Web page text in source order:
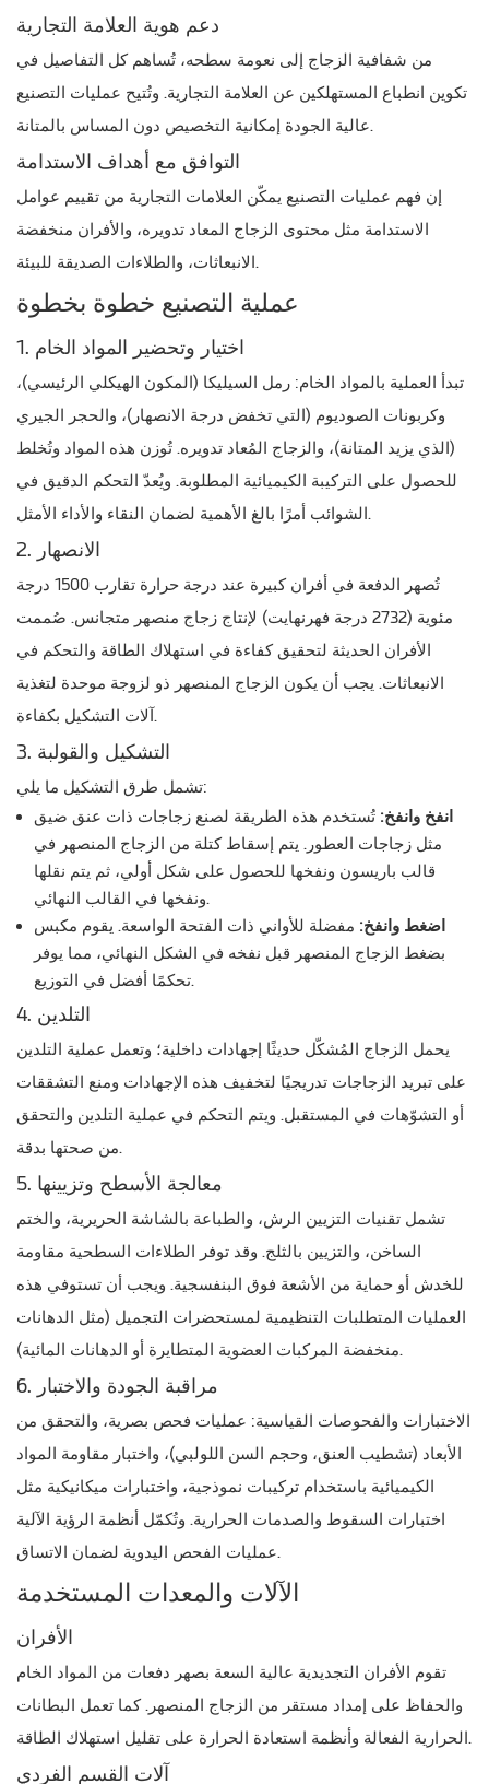
دعم هوية العلامة التجارية
من شفافية الزجاج إلى نعومة سطحه، تُساهم كل التفاصيل في
تكوين انطباع المستهلكين عن العلامة التجارية. وتُتيح عمليات التصنيع
عالية الجودة إمكانية التخصيص دون المساس بالمتانة.
التوافق مع أهداف الاستدامة
إن فهم عمليات التصنيع يمكّن العلامات التجارية من تقييم عوامل
الاستدامة مثل محتوى الزجاج المعاد تدويره، والأفران منخفضة
الانبعاثات، والطلاءات الصديقة للبيئة.
عملية التصنيع خطوة بخطوة
1. اختيار وتحضير المواد الخام
تبدأ العملية بالمواد الخام: رمل السيليكا (المكون الهيكلي الرئيسي)،
وكربونات الصوديوم (التي تخفض درجة الانصهار)، والحجر الجيري
(الذي يزيد المتانة)، والزجاج المُعاد تدويره. تُوزن هذه المواد وتُخلط
للحصول على التركيبة الكيميائية المطلوبة. ويُعدّ التحكم الدقيق في
الشوائب أمرًا بالغ الأهمية لضمان النقاء والأداء الأمثل.
2. الانصهار
تُصهر الدفعة في أفران كبيرة عند درجة حرارة تقارب 1500 درجة
مئوية (2732 درجة فهرنهايت) لإنتاج زجاج منصهر متجانس. صُممت
الأفران الحديثة لتحقيق كفاءة في استهلاك الطاقة والتحكم في
الانبعاثات. يجب أن يكون الزجاج المنصهر ذو لزوجة موحدة لتغذية
آلات التشكيل بكفاءة.
3. التشكيل والقولبة
تشمل طرق التشكيل ما يلي:
انفخ وانفخ: تُستخدم هذه الطريقة لصنع زجاجات ذات عنق ضيق
مثل زجاجات العطور. يتم إسقاط كتلة من الزجاج المنصهر في
قالب باريسون ونفخها للحصول على شكل أولي، ثم يتم نقلها
ونفخها في القالب النهائي.
اضغط وانفخ: مفضلة للأواني ذات الفتحة الواسعة. يقوم مكبس
بضغط الزجاج المنصهر قبل نفخه في الشكل النهائي، مما يوفر
تحكمًا أفضل في التوزيع.
4. التلدين
يحمل الزجاج المُشكّل حديثًا إجهادات داخلية؛ وتعمل عملية التلدين
على تبريد الزجاجات تدريجيًا لتخفيف هذه الإجهادات ومنع التشققات
أو التشوّهات في المستقبل. ويتم التحكم في عملية التلدين والتحقق
من صحتها بدقة.
5. معالجة الأسطح وتزيينها
تشمل تقنيات التزيين الرش، والطباعة بالشاشة الحريرية، والختم
الساخن، والتزيين بالثلج. وقد توفر الطلاءات السطحية مقاومة
للخدش أو حماية من الأشعة فوق البنفسجية. ويجب أن تستوفي هذه
العمليات المتطلبات التنظيمية لمستحضرات التجميل (مثل الدهانات
منخفضة المركبات العضوية المتطايرة أو الدهانات المائية).
6. مراقبة الجودة والاختبار
الاختبارات والفحوصات القياسية: عمليات فحص بصرية، والتحقق من
الأبعاد (تشطيب العنق، وحجم السن اللولبي)، واختبار مقاومة المواد
الكيميائية باستخدام تركيبات نموذجية، واختبارات ميكانيكية مثل
اختبارات السقوط والصدمات الحرارية. وتُكمّل أنظمة الرؤية الآلية
عمليات الفحص اليدوية لضمان الاتساق.
الآلات والمعدات المستخدمة
الأفران
تقوم الأفران التجديدية عالية السعة بصهر دفعات من المواد الخام
والحفاظ على إمداد مستقر من الزجاج المنصهر. كما تعمل البطانات
الحرارية الفعالة وأنظمة استعادة الحرارة على تقليل استهلاك الطاقة.
آلات القسم الفردي